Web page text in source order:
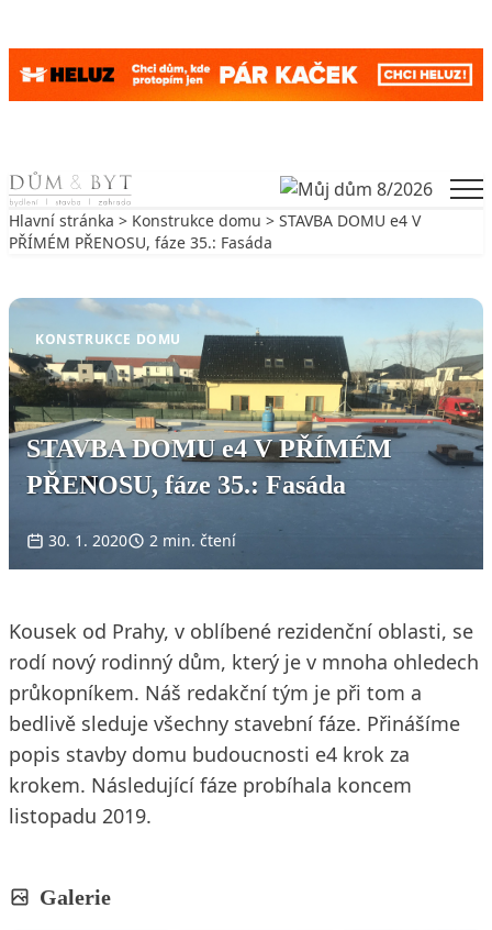
Skip to content
Hlavní stránka > Konstrukce domu > STAVBA DOMU e4 V
PŘÍMÉM PŘENOSU, fáze 35.: Fasáda
KONSTRUKCE DOMU
STAVBA DOMU e4 V PŘÍMÉM
PŘENOSU, fáze 35.: Fasáda
30. 1. 2020 2 min. čtení
Kousek od Prahy, v oblíbené rezidenční oblasti, se
rodí nový rodinný dům, který je v mnoha ohledech
průkopníkem. Náš redakční tým je při tom a
bedlivě sleduje všechny stavební fáze. Přinášíme
popis stavby domu budoucnosti e4 krok za
krokem. Následující fáze probíhala koncem
listopadu 2019.
Galerie